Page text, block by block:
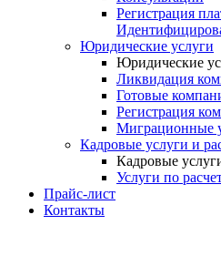
Регистрация
Юридические услуги
Юридические
Ликвидация
Готовые
Регистрация
Миграционные
Кадровые услуги и
Кадровые
Услуги по
Прайс-лист
Контакты